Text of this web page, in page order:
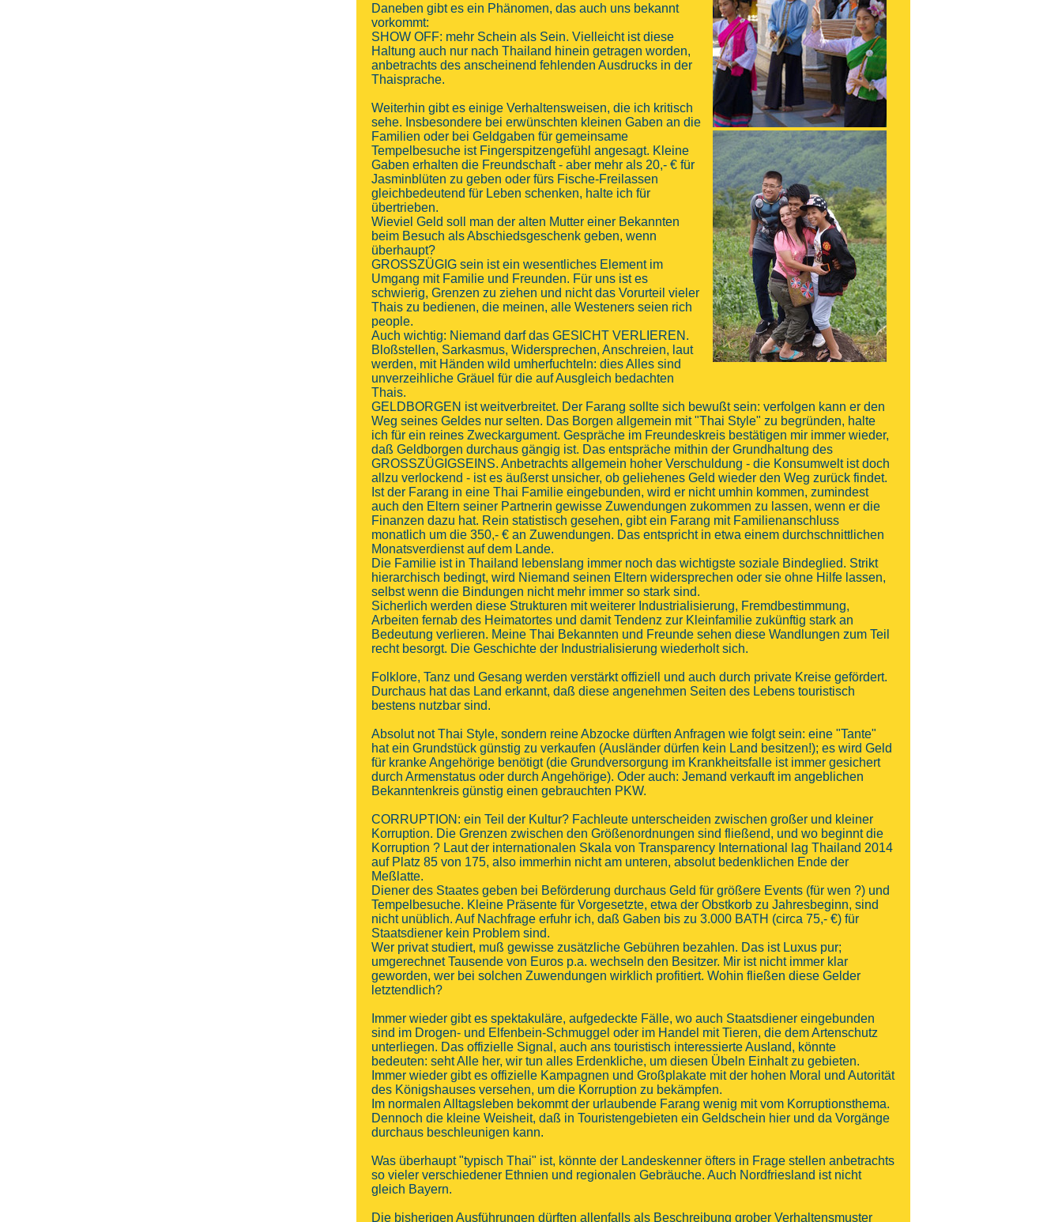
Daneben gibt es ein Phänomen, das auch uns bekannt
vorkommt:
SHOW OFF: mehr Schein als Sein. Vielleicht ist diese
Haltung auch nur nach Thailand hinein getragen worden,
anbetrachts des anscheinend fehlenden Ausdrucks in der
Thaisprache.
Weiterhin gibt es einige Verhaltensweisen, die ich kritisch
sehe. Insbesondere bei erwünschten kleinen Gaben an die
Familien oder bei Geldgaben für gemeinsame
Tempelbesuche ist Fingerspitzengefühl angesagt. Kleine
Gaben erhalten die Freundschaft - aber mehr als 20,- € für
Jasminblüten zu geben oder fürs Fische-Freilassen
gleichbedeutend für Leben schenken, halte ich für
übertrieben.
Wieviel Geld soll man der alten Mutter einer Bekannten
beim Besuch als Abschiedsgeschenk geben, wenn
überhaupt?
GROSSZÜGIG sein ist ein wesentliches Element im
Umgang mit Familie und Freunden. Für uns ist es
schwierig, Grenzen zu ziehen und nicht das Vorurteil vieler
Thais zu bedienen, die meinen, alle Westeners seien rich
people.
Auch wichtig: Niemand darf das GESICHT VERLIEREN.
Bloßstellen, Sarkasmus, Widersprechen, Anschreien, laut
werden, mit Händen wild umherfuchteln: dies Alles sind
unverzeihliche Gräuel für die auf Ausgleich bedachten
Thais.
GELDBORGEN ist weitverbreitet. Der Farang sollte sich bewußt sein: verfolgen kann er den
Weg seines Geldes nur selten. Das Borgen allgemein mit "Thai Style" zu begründen, halte
ich für ein reines Zweckargument. Gespräche im Freundeskreis bestätigen mir immer wieder,
daß Geldborgen durchaus gängig ist. Das entspräche mithin der Grundhaltung des
GROSSZÜGIGSEINS. Anbetrachts allgemein hoher Verschuldung - die Konsumwelt ist doch
allzu verlockend - ist es äußerst unsicher, ob geliehenes Geld wieder den Weg zurück findet.
Ist der Farang in eine Thai Familie eingebunden, wird er nicht umhin kommen, zumindest
auch den Eltern seiner Partnerin gewisse Zuwendungen zukommen zu lassen, wenn er die
Finanzen dazu hat. Rein statistisch gesehen, gibt ein Farang mit Familienanschluss
monatlich um die 350,- € an Zuwendungen. Das entspricht in etwa einem durchschnittlichen
Monatsverdienst auf dem Lande.
Die Familie ist in Thailand lebenslang immer noch das wichtigste soziale Bindeglied. Strikt
hierarchisch bedingt, wird Niemand seinen Eltern widersprechen oder sie ohne Hilfe lassen,
selbst wenn die Bindungen nicht mehr immer so stark sind.
Sicherlich werden diese Strukturen mit weiterer Industrialisierung, Fremdbestimmung,
Arbeiten fernab des Heimatortes und damit Tendenz zur Kleinfamilie zukünftig stark an
Bedeutung verlieren. Meine Thai Bekannten und Freunde sehen diese Wandlungen zum Teil
recht besorgt. Die Geschichte der Industrialisierung wiederholt sich.
Folklore, Tanz und Gesang werden verstärkt offiziell und auch durch private Kreise gefördert.
Durchaus hat das Land erkannt, daß diese angenehmen Seiten des Lebens touristisch
bestens nutzbar sind.
Absolut not Thai Style, sondern reine Abzocke dürften Anfragen wie folgt sein: eine "Tante"
hat ein Grundstück günstig zu verkaufen (Ausländer dürfen kein Land besitzen!); es wird Geld
für kranke Angehörige benötigt (die Grundversorgung im Krankheitsfalle ist immer gesichert
durch Armenstatus oder durch Angehörige). Oder auch: Jemand verkauft im angeblichen
Bekanntenkreis günstig einen gebrauchten PKW.
CORRUPTION: ein Teil der Kultur? Fachleute unterscheiden zwischen großer und kleiner
Korruption. Die Grenzen zwischen den Größenordnungen sind fließend, und wo beginnt die
Korruption ? Laut der internationalen Skala von Transparency International lag Thailand 2014
auf Platz 85 von 175, also immerhin nicht am unteren, absolut bedenklichen Ende der
Meßlatte.
Diener des Staates geben bei Beförderung durchaus Geld für größere Events (für wen ?) und
Tempelbesuche. Kleine Präsente für Vorgesetzte, etwa der Obstkorb zu Jahresbeginn, sind
nicht unüblich. Auf Nachfrage erfuhr ich, daß Gaben bis zu 3.000 BATH (circa 75,- €) für
Staatsdiener kein Problem sind.
Wer privat studiert, muß gewisse zusätzliche Gebühren bezahlen. Das ist Luxus pur;
umgerechnet Tausende von Euros p.a. wechseln den Besitzer. Mir ist nicht immer klar
geworden, wer bei solchen Zuwendungen wirklich profitiert. Wohin fließen diese Gelder
letztendlich?
Immer wieder gibt es spektakuläre, aufgedeckte Fälle, wo auch Staatsdiener eingebunden
sind im Drogen- und Elfenbein-Schmuggel oder im Handel mit Tieren, die dem Artenschutz
unterliegen. Das offizielle Signal, auch ans touristisch interessierte Ausland, könnte
bedeuten: seht Alle her, wir tun alles Erdenkliche, um diesen Übeln Einhalt zu gebieten.
Immer wieder gibt es offizielle Kampagnen und Großplakate mit der hohen Moral und Autorität
des Königshauses versehen, um die Korruption zu bekämpfen.
Im normalen Alltagsleben bekommt der urlaubende Farang wenig mit vom Korruptionsthema.
Dennoch die kleine Weisheit, daß in Touristengebieten ein Geldschein hier und da Vorgänge
durchaus beschleunigen kann.
Was überhaupt "typisch Thai" ist, könnte der Landeskenner öfters in Frage stellen anbetrachts
so vieler verschiedener Ethnien und regionalen Gebräuche. Auch Nordfriesland ist nicht
gleich Bayern.
Die bisherigen Ausführungen dürften allenfalls als Beschreibung grober Verhaltensmuster